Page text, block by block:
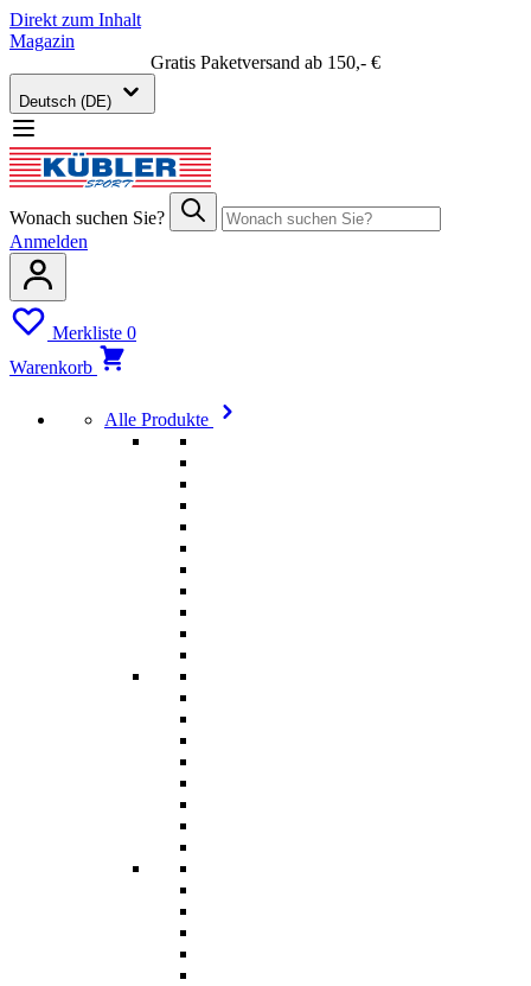
Direkt zum Inhalt
Magazin
Gratis Paketversand ab 150,- €
Deutsch (DE)
Wonach suchen Sie?
Anmelden
Merkliste 0
Warenkorb
Alle Produkte